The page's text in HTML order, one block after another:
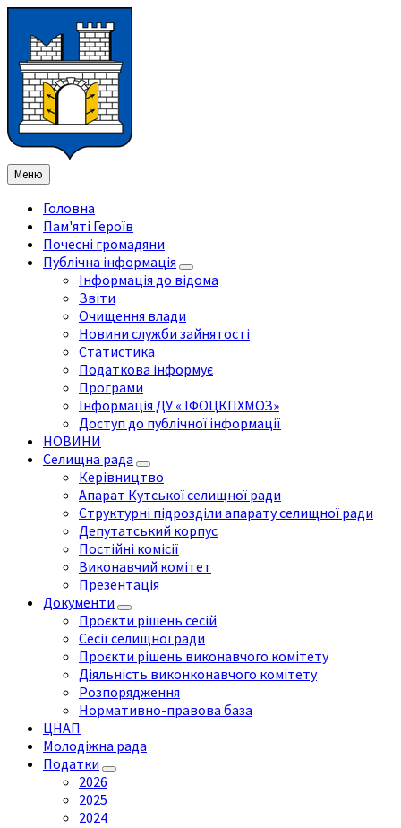
змісту
ліву
бічну
панель
праву
бічну
панель
нижнього
колонтитула
Меню
Головна
Пам'яті Героїв
Почесні громадяни
Публічна інформація
Інформація до відома
Звіти
Очищення влади
Новини служби зайнятості
Статистика
Податкова інформує
Програми
Інформація ДУ « ІФОЦКПХМОЗ»
Доступ до публічної інформації
НОВИНИ
Селищна рада
Керівництво
Апарат Кутської селищної ради
Структурні підрозділи апарату селищної ради
Депутатський корпус
Постійні комісії
Виконавчий комітет
Презентація
Документи
Проєкти рішень сесій
Сесії селищної ради
Проєкти рішень виконавчого комітету
Діяльність виконконавчого комітету
Розпорядження
Нормативно-правова база
ЦНАП
Молодіжна рада
Податки
2026
2025
2024